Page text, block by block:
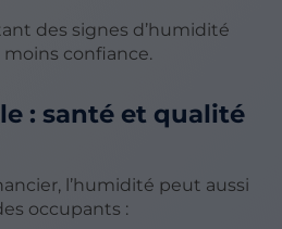
des signes d’humidité
confiance.
: santé et qualité
l’humidité peut aussi
occupants :